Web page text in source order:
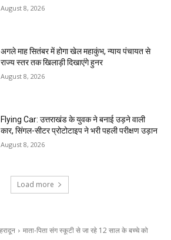
August 8, 2026
अगले माह सितंबर में होगा खेल महाकुंभ, न्याय पंचायत से
राज्य स्तर तक खिलाड़ी दिखाएंगे हुनर
August 8, 2026
Flying Car: उत्तराखंड के युवक ने बनाई उड़ने वाली
कार, सिंगल-सीटर प्रोटोटाइप ने भरी पहली परीक्षण उड़ान
August 8, 2026
Load more